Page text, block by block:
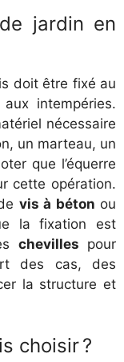
jardin en
doit être fixé au
intempéries.
nécessaire
un marteau, un
que l’équerre
cette opération.
vis à béton ou
la fixation est
chevilles pour
des cas, des
la structure et
choisir ?